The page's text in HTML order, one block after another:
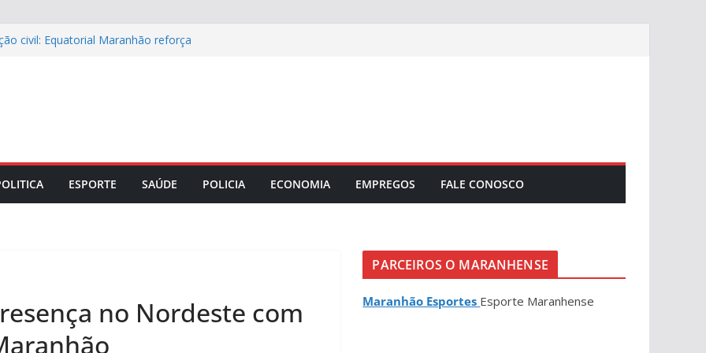
civil: Equatorial Maranhão reforça
discutem parceria com a
portando anfetaminas durante
em Imperatriz (MA)
ESPORTE SAÚDE POLICIA ECONOMIA EMPREGOS FALE CONOSCO
no Nordeste com
PARCEIROS O MARANHENSE
Maranhão Esportes Esporte Maranhense